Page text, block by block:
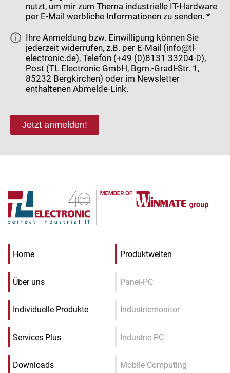
nutzt, um mir zum Thema industrielle IT-Hardware
per E-Mail werbliche Informationen zu senden. *
Ihre Anmeldung bzw. Einwilligung können Sie
jederzeit widerrufen, z.B. per E-Mail (info@tl-
electronic.de), Telefon (+49 (0)8131 33204-0),
Post (TL Electronic GmbH, Bgm.-Gradl-Str. 1,
85232 Bergkirchen) oder im Newsletter
enthaltenen Abmelde-Link.
Jetzt anmelden!
Home
Über uns
Individuelle Produkte
Services Plus
Downloads
Produktwelten
Panel-PC
Industriemonitor
Industrie-PC
Mobile Computing